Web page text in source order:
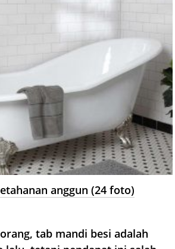
anggun (24 foto)
tab mandi besi adalah